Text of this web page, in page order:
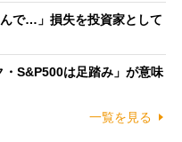
で…」損失を投資家として
・S&P500は足踏み」が意味
一覧を見る